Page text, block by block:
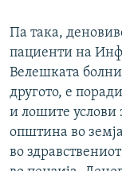
Па така,
пациенти на
Велешката
другото, е
и лошите услови
општина во
во